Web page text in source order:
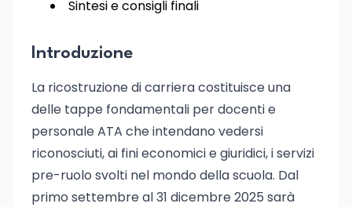
Sintesi e consigli finali
Introduzione
La ricostruzione di carriera costituisce una
delle tappe fondamentali per docenti e
personale ATA che intendano vedersi
riconosciuti, ai fini economici e giuridici, i servizi
pre-ruolo svolti nel mondo della scuola. Dal
primo settembre al 31 dicembre 2025 sarà